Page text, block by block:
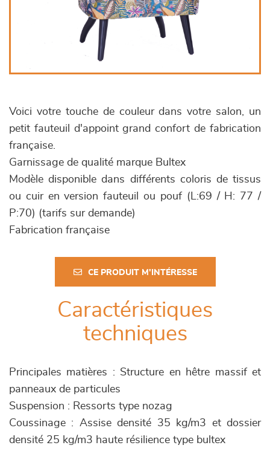
Voici votre touche de couleur dans votre salon, un
petit fauteuil d'appoint grand confort de fabrication
française.
Garnissage de qualité marque Bultex
Modèle disponible dans différents coloris de tissus
ou cuir en version fauteuil ou pouf (L:69 / H: 77 /
P:70) (tarifs sur demande)
Fabrication française
CE PRODUIT M'INTÉRESSE
Caractéristiques
techniques
Principales matières : Structure en hêtre massif et
panneaux de particules
Suspension : Ressorts type nozag
Coussinage : Assise densité 35 kg/m3 et dossier
densité 25 kg/m3 haute résilience type bultex